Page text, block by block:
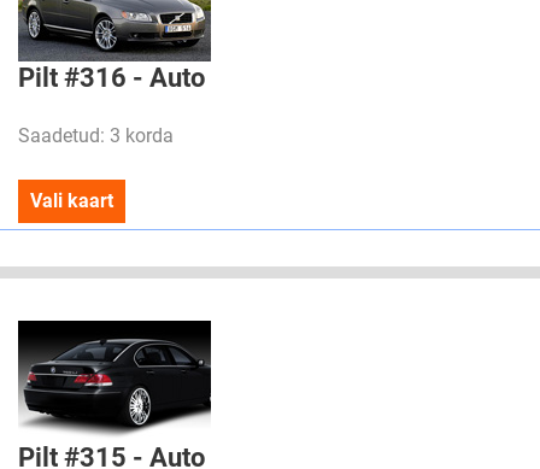
Pilt #316 - Auto
Saadetud: 3 korda
Vali kaart
Pilt #315 - Auto